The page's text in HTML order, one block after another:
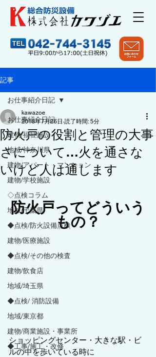
記事
お仕事紹介日記
建物/福祉施設
地域/神奈川県
建物/アパート・マンション
建物/学校施設
◇点検コラム
地域/千葉県
◆点検/防火設備点検
建物/医療施設
◆点検/その他の検査
建物/飲食店
地域/埼玉県
◆点検/ 消防設備
地域/東京都
建物/商業施設・事業所
◆工事/施工・改修
お仕事紹介日記
防火戸の役割と管理の大事
さについて…火を通さな
いけど人は通します
kawazoe
2018年7月26日 読了時間: 5分
防火戸ってどういう
もの？
ショッピングセンター・大きな駅・ビ
ルの中を歩いている時に